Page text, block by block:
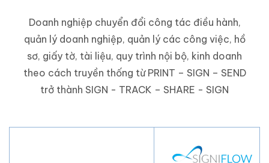
Doanh nghiệp chuyển đổi công tác điều hành,
quản lý doanh nghiệp, quản lý các công việc, hồ
sơ, giấy tờ, tài liệu, quy trình nội bộ, kinh doanh
theo cách truyền thống từ PRINT – SIGN – SEND
trở thành SIGN - TRACK – SHARE - SIGN